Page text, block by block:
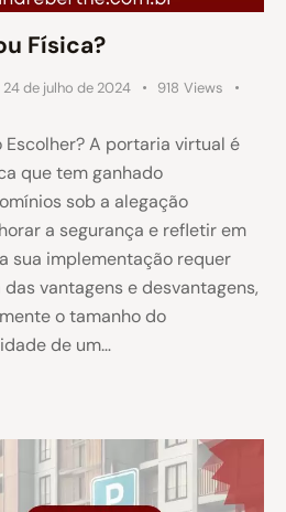
Física?
24 de julho de 2024 918 Views
Escolher? A portaria virtual é
que tem ganhado
sob a alegação
a segurança e refletir em
sua implementação requer
vantagens e desvantagens,
o tamanho do
de um…